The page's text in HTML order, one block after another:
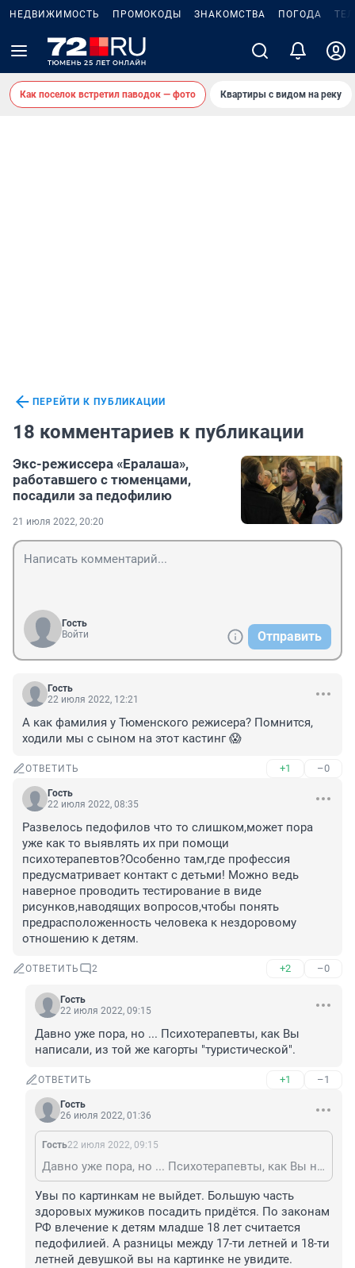
НЕДВИЖИМОСТЬ ПРОМОКОДЫ ЗНАКОМСТВА ПОГОДА
Как поселок встретил паводок — фото Квартиры с видом на реку
ПЕРЕЙТИ К ПУБЛИКАЦИИ
18 комментариев к публикации
Экс-режиссера «Ералаша»,
работавшего с тюменцами,
посадили за педофилию
21 июля 2022, 20:20
Гость
Войти
Отправить
Гость
22 июля 2022, 12:21
А как фамилия у Тюменского режисера? Помнится,
ходили мы с сыном на этот кастинг 😱
ОТВЕТИТЬ +1 –0
Гость
22 июля 2022, 08:35
Развелось педофилов что то слишком,может пора
уже как то выявлять их при помощи
психотерапевтов?Особенно там,где профессия
предусматривает контакт с детьми! Можно ведь
наверное проводить тестирование в виде
рисунков,наводящих вопросов,чтобы понять
предрасположенность человека к нездоровому
отношению к детям.
ОТВЕТИТЬ 2 +2 –0
Гость
22 июля 2022, 09:15
Давно уже пора, но ... Психотерапевты, как Вы
написали, из той же кагорты "туристической".
ОТВЕТИТЬ +1 –1
Гость
26 июля 2022, 01:36
Гость22 июля 2022, 09:15
Давно уже пора, но ... Психотерапевты, как Вы написали, из той же кагорты "туристической".
Увы по картинкам не выйдет. Большую часть
здоровых мужиков посадить придётся. По законам
РФ влечение к детям младше 18 лет считается
педофилией. А разницы между 17-ти летней и 18-ти
летней девушкой вы на картинке не увидите.